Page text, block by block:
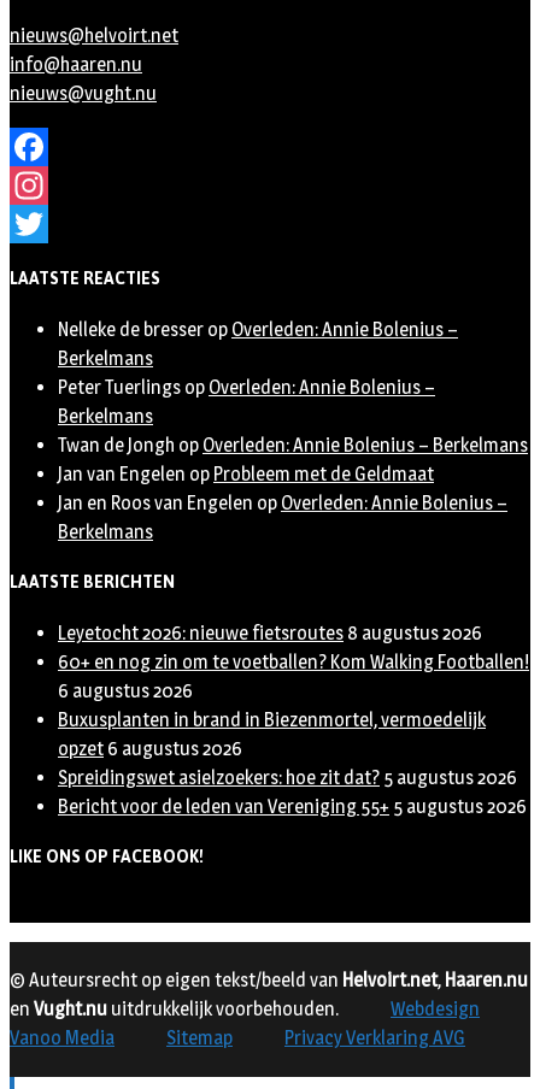
nieuws@helvoirt.net
info@haaren.nu
nieuws@vught.nu
Facebook
Instagram
LAATSTE REACTIES
Nelleke de bresser op Overleden: Annie Bolenius –
Berkelmans
Peter Tuerlings op Overleden: Annie Bolenius –
Berkelmans
Twan de Jongh op Overleden: Annie Bolenius – Berkelmans
Jan van Engelen op Probleem met de Geldmaat
Jan en Roos van Engelen op Overleden: Annie Bolenius –
Berkelmans
LAATSTE BERICHTEN
Leyetocht 2026: nieuwe fietsroutes 8 augustus 2026
60+ en nog zin om te voetballen? Kom Walking Footballen!
6 augustus 2026
Buxusplanten in brand in Biezenmortel, vermoedelijk
opzet 6 augustus 2026
Spreidingswet asielzoekers: hoe zit dat? 5 augustus 2026
Bericht voor de leden van Vereniging 55+ 5 augustus 2026
LIKE ONS OP FACEBOOK!
© Auteursrecht op eigen tekst/beeld van Helvoirt.net, Haaren.nu
en Vught.nu uitdrukkelijk voorbehouden.
Webdesign
Vanoo Media
Sitemap Privacy Verklaring AVG